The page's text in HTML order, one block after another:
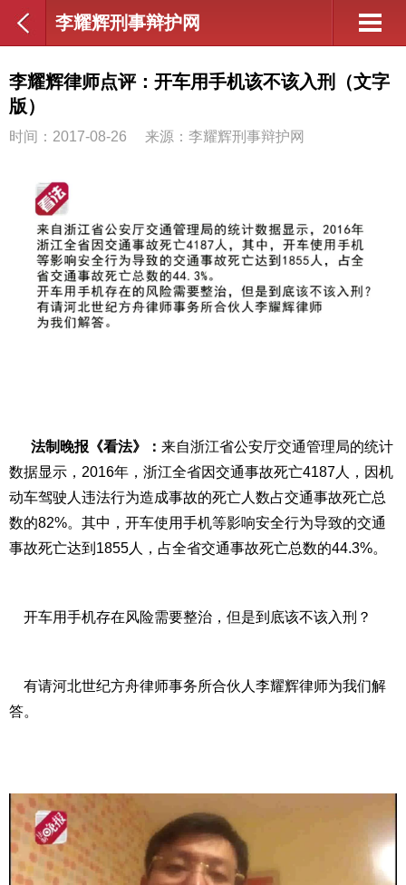
李耀辉刑事辩护网
李耀辉律师点评：开车用手机该不该入刑（文字
版）
时间：2017-08-26 来源：李耀辉刑事辩护网
法制晚报《看法》： 来自浙江省公安厅交通管理局的统计
数据显示， 2016年，浙江全省因交通事故死亡4187人，因机
动车驾驶人违法行为造成事故的死亡人数占交通事故死亡总
数的82%。其中，开车使用手机等影响安全行为导致的交通
事故死亡达到 1855人，占全省交通事故死亡总数的44.3%。
开车用手机存在风险需要整治，但是到底该不该入刑？
有请河北世纪方舟律师事务所合伙人李耀辉律师为我们解
答。